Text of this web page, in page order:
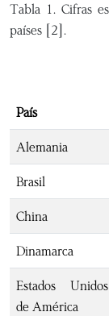
Tabla 1. Cifras
países [2].
País
Alemania
Brasil
China
Dinamarca
Estados Unidos
de América